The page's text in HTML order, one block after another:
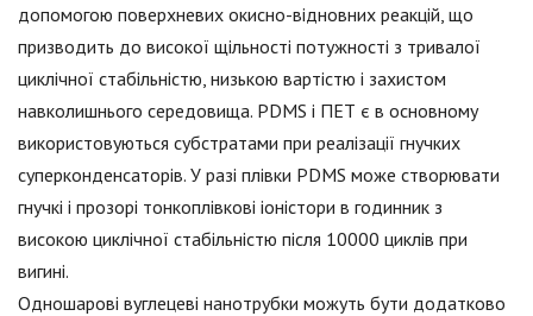
допомогою поверхневих окисно-відновних реакцій, що
призводить до високої щільності потужності з тривалої
циклічної стабільністю, низькою вартістю і захистом
навколишнього середовища. PDMS і ПЕТ є в основному
використовуються субстратами при реалізації гнучких
суперконденсаторів. У разі плівки PDMS може створювати
гнучкі і прозорі тонкоплівкові іоністори в годинник з
високою циклічної стабільністю після 10000 циклів при
вигині.
Одношарові вуглецеві нанотрубки можуть бути додатково